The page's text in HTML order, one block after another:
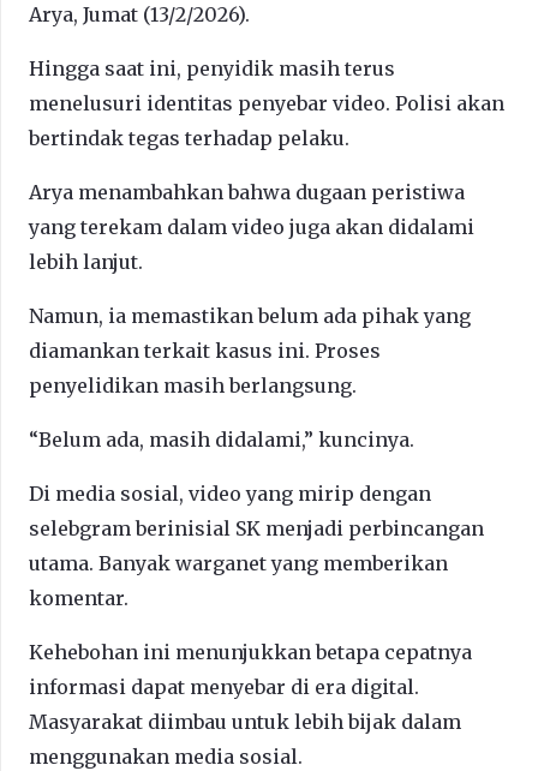
Arya, Jumat (13/2/2026).
Hingga saat ini, penyidik masih terus
menelusuri identitas penyebar video. Polisi akan
bertindak tegas terhadap pelaku.
Arya menambahkan bahwa dugaan peristiwa
yang terekam dalam video juga akan didalami
lebih lanjut.
Namun, ia memastikan belum ada pihak yang
diamankan terkait kasus ini. Proses
penyelidikan masih berlangsung.
“Belum ada, masih didalami,” kuncinya.
Di media sosial, video yang mirip dengan
selebgram berinisial SK menjadi perbincangan
utama. Banyak warganet yang memberikan
komentar.
Kehebohan ini menunjukkan betapa cepatnya
informasi dapat menyebar di era digital.
Masyarakat diimbau untuk lebih bijak dalam
menggunakan media sosial.